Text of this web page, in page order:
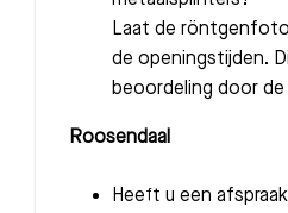
Laat de
de openingstijden.
beoordeling door de
Roosendaal
Heeft u een